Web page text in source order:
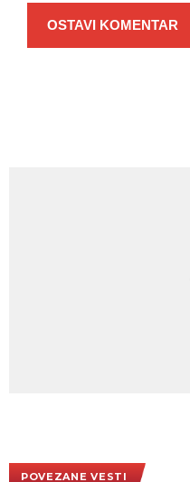
OSTAVI KOMENTAR
POVEZANE VESTI